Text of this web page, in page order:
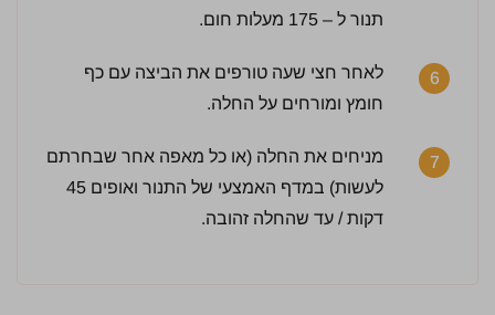
תנור ל – 175 מעלות חום.
6
לאחר חצי שעה טורפים את הביצה עם כף
חומץ ומורחים על החלה.
7
מניחים את החלה (או כל מאפה אחר שבחרתם
לעשות) במדף האמצעי של התנור ואופים 45
דקות / עד שהחלה זהובה.